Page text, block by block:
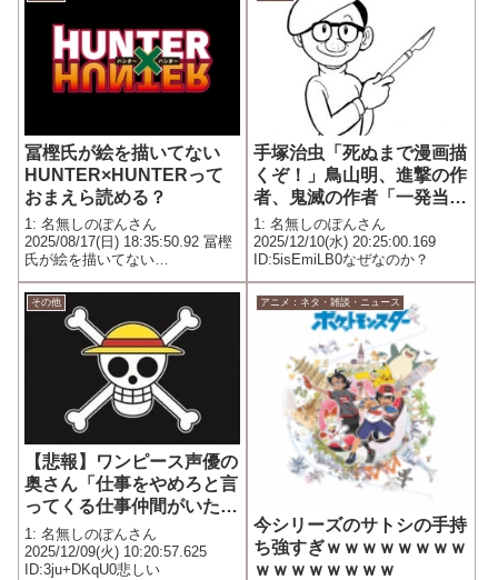
冨樫氏が絵を描いてない
HUNTER×HUNTERって
おまえら読める？
1: 名無しのぽんさん
2025/08/17(日) 18:35:50.92 冨樫
氏が絵を描いてない
HUNTER×HUNTERなら読まない
方がまし？
手塚治虫「死ぬまで漫画描
くぞ！」鳥山明、進撃の作
者、鬼滅の作者「一発当て
たからもう漫画描かない
ぞ！」
1: 名無しのぽんさん
2025/12/10(水) 20:25:00.169
ID:5isEmiLB0なぜなのか？
その他
【悲報】ワンピース声優の
奥さん「仕事をやめろと言
ってくる仕事仲間がいた。
絶対に許さない」
1: 名無しのぽんさん
2025/12/09(火) 10:20:57.625
ID:3ju+DKqU0悲しい
アニメ：ネタ・雑談・ニュース
今シリーズのサトシの手持
ち強すぎｗｗｗｗｗｗｗｗ
ｗｗｗｗｗｗｗｗ